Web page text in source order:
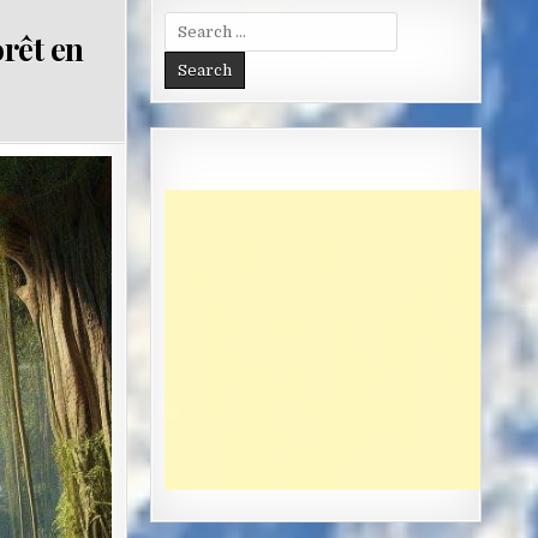
en
Search
for: